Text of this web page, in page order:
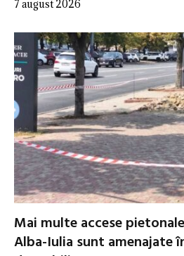
7 august 2026
Mai multe accese
Alba-Iulia sunt amenajate